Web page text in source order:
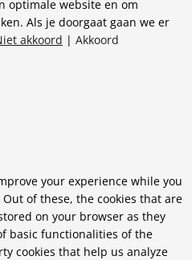
optimale website en om
Als je doorgaat gaan we er
akkoord | Akkoord
your experience while you
of these, the cookies that are
on your browser as they
basic functionalities of the
cookies that help us analyze